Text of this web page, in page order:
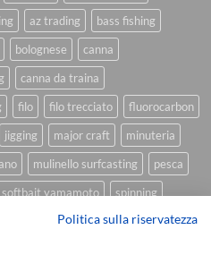
az trading
bass fishing
bolognese
canna
canna da traina
filo filo trecciato
fluorocarbon
jigging major craft
minuteria
mulinello surfcasting
pesca
softbait yamamoto
spinning
trecciato trolling tubertini
Politica sulla riservatezza